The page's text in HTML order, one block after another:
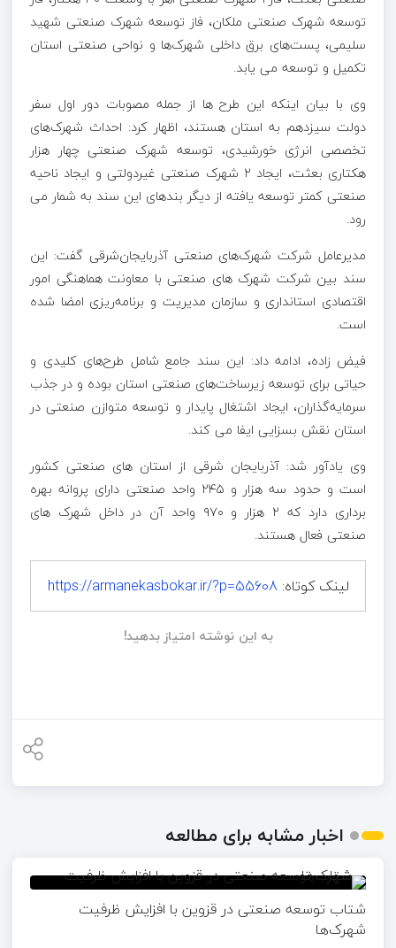
توسعه شهرک صنعتی ملکان، فاز توسعه شهرک صنعتی شهید
سلیمی، پست‌های برق داخلی شهرک‌ها و نواحی صنعتی استان
تکمیل و توسعه می یابد.
وی با بیان اینکه این طرح ها از جمله مصوبات دور اول سفر
دولت سیزدهم به استان هستند، اظهار کرد: احداث شهرک‌های
تخصصی انرژی خورشیدی، توسعه شهرک صنعتی چهار هزار
هکتاری بعثت، ایجاد ۲ شهرک صنعتی غیردولتی و ایجاد ناحیه
صنعتی کمتر توسعه یافته از دیگر بندهای این سند به شمار می
رود.
مدیرعامل شرکت شهرک‌های صنعتی آذربایجان‌شرقی گفت: این
سند بین شرکت شهرک های صنعتی با معاونت هماهنگی امور
اقتصادی استانداری و سازمان مدیریت و برنامه‌ریزی امضا شده
است.
فیض زاده، ادامه داد: این سند جامع شامل طرح‌های کلیدی و
حیاتی برای توسعه زیرساخت‌های صنعتی استان بوده و در جذب
سرمایه‌گذاران، ایجاد اشتغال پایدار و توسعه متوازن صنعتی در
استان نقش بسزایی ایفا می کند.
وی یادآور شد: آذربایجان‌ شرقی از استان های صنعتی کشور
است و حدود سه هزار و ۲۴۵ واحد صنعتی دارای پروانه بهره
برداری دارد که ۲ هزار و ۹۷۰ واحد آن در داخل شهرک های
صنعتی فعال هستند.
لینک کوتاه:https://armanekasbokar.ir/?p=55608
به این نوشته امتیاز بدهید!
اخبار مشابه برای مطالعه
شتاب توسعه صنعتی در قزوین با افزایش ظرفیت
شهرک‌ها